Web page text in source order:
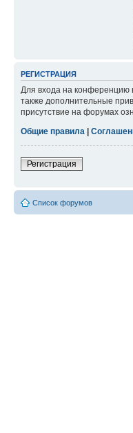
РЕГИСТРАЦИЯ
Для входа на конференцию
также дополнительные
присутствие на форумах
Общие правила
Регистрация
Список форумов